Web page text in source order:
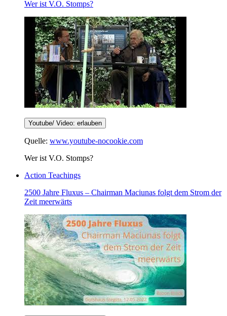
Wer ist V.O. Stomps?
Youtube/ Video: erlauben
Quelle: www.youtube-nocookie.com
Wer ist V.O. Stomps?
Action Teachings
2500 Jahre Fluxus – Chairman Maciunas folgt dem Strom der
Zeit meerwärts